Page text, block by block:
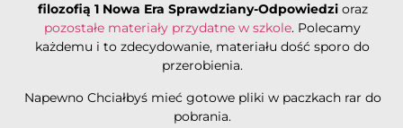
filozofią 1 Nowa Era Sprawdziany-Odpowiedzi oraz
pozostałe materiały przydatne w szkole. Polecamy
każdemu i to zdecydowanie, materiału dość sporo do
przerobienia.
Napewno Chciałbyś mieć gotowe pliki w paczkach rar do
pobrania.